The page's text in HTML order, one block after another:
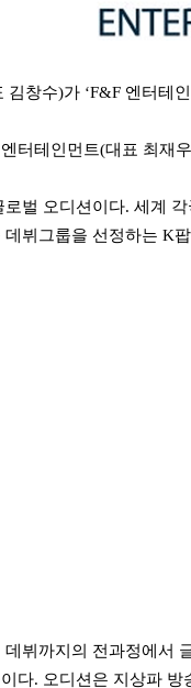
김창수)가 ‘F&F 엔터테
터테인먼트(대표 최재
벌 오디션이다. 세계
뷔그룹을 선정하는 K
뷔까지의 전과정에서
다. 오디션은 지상파